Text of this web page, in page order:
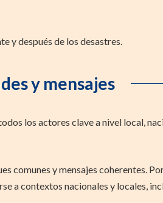
y después de los desastres.
y mensajes
los actores clave a nivel local,
comunes y mensajes coherentes.
a contextos nacionales y locales,